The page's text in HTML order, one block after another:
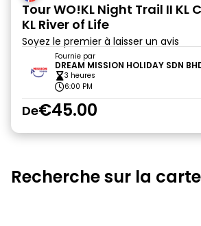
Tour WO!KL Night Trail II KL
KL River of Life
Soyez le premier à laisser un avis
Fournie par
DREAM MISSION HOLIDAY SDN
3 heures
6:00 PM
De€45.00
Recherche sur la carte